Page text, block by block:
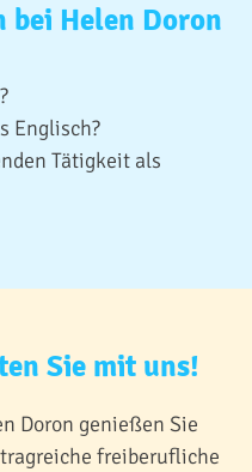
bei Helen Doron
Englisch?
Tätigkeit als
Sie mit uns!
Doron genießen Sie
freiberufliche